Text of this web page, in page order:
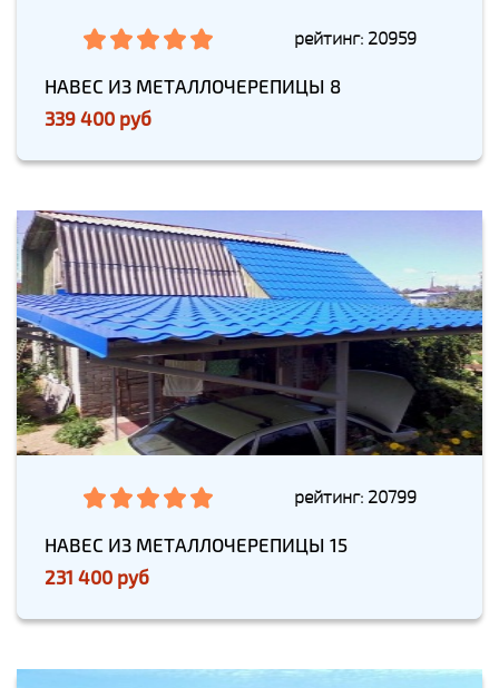
рейтинг: 20959
НАВЕС ИЗ МЕТАЛЛОЧЕРЕПИЦЫ 8
339 400 руб
рейтинг: 20799
НАВЕС ИЗ МЕТАЛЛОЧЕРЕПИЦЫ 15
231 400 руб